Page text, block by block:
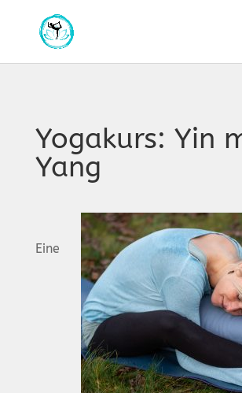
Yogakurs: Yin
Yang
Eine